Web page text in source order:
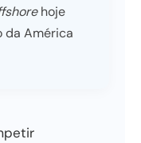
hoje
da América